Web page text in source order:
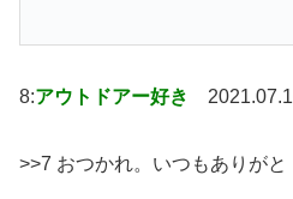
8:アウトドアー好き
>>7 おつかれ。いつもありがと